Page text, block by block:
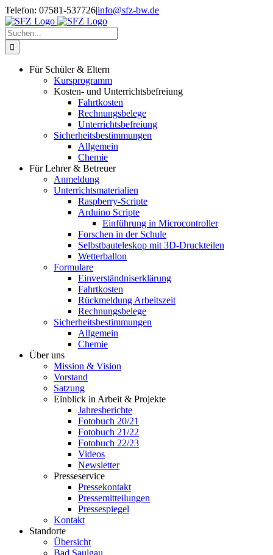
Zum
Inhalt
springen
Telefon: 07581-537726|info@sfz-bw.de
Suche
nach:
Für Schüler & Eltern
Kursprogramm
Kosten- und Unterrichtsbefreiung
Fahrtkosten
Rechnungsbelege
Unterrichtsbefreiung
Sicherheitsbestimmungen
Allgemein
Chemie
Für Lehrer & Betreuer
Anmeldung
Unterrichtsmaterialien
Raspberry-Scripte
Arduino Scripte
Einführung in Microcontroller
Forschen in der Schule
Selbstbauteleskop mit 3D-Druckteilen
Wetterballon
Formulare
Einverständniserklärung
Fahrtkosten
Rückmeldung Arbeitszeit
Rechnungsbelege
Sicherheitsbestimmungen
Allgemein
Chemie
Über uns
Mission & Vision
Vorstand
Satzung
Einblick in Arbeit & Projekte
Jahresberichte
Fotobuch 20/21
Fotobuch 21/22
Fotobuch 22/23
Videos
Newsletter
Presseservice
Pressekontakt
Pressemitteilungen
Pressespiegel
Kontakt
Standorte
Übersicht
Bad Saulgau